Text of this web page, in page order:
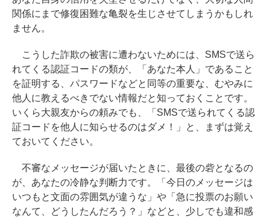
関係にまで修復困難な亀裂を生じさせてしまうかもしれ
ません。
こうした詐欺の被害に遭わないためには、SMSで送ら
れてくる認証コードの類が、「あなた本人」であること
を証明する、パスワードなどと同等の重要な、むやみに
他人に教えるべきでない情報だと知っておくことです。
いくら大親友からの頼みでも、「SMSで送られてくる認
証コードを他人に知らせるのはダメ！」と、まずは覚え
ておいてください。
不審なメッセージが届いたときに、最後の砦となるの
が、あなたの冷静な判断力です。「今日のメッセージは
いつもと文面の雰囲気が違うな」や「急に投票のお願い
なんて、どうしたんだろう？」などと、少しでも違和感